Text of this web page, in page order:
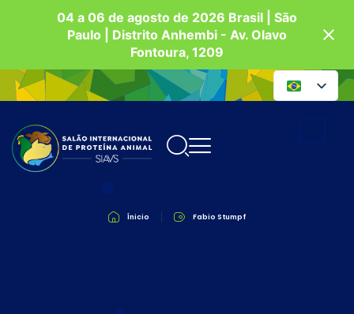
04 a 06 de agosto de 2026 Brasil | São
Paulo | Distrito Anhembi - Av. Olavo
Fontoura, 1209
Ínicio Fabio Stumpf